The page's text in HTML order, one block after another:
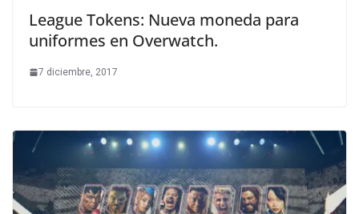
League Tokens: Nueva moneda para
uniformes en Overwatch.
7 diciembre, 2017